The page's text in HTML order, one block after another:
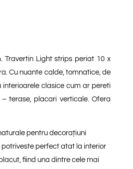
Travertin Light strips periat 10 x
Cu nuante calde, tomnatice, de
interioarele clasice cum ar pereti
terase, placari verticale. Ofera
pentru decorațiuni
potriveste perfect atat la interior
fiind una dintre cele mai